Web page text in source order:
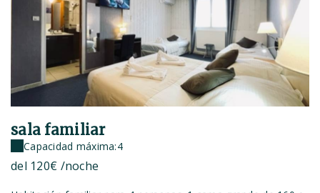
sala familiar
Capacidad máxima:4
del 120€ /noche